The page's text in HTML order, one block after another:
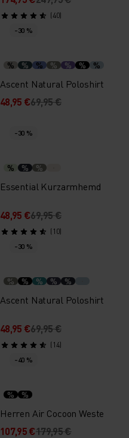
(40)
-30 %
% % % % % % %
Ascent Natural Poloshirt
48,95 €69,95 €
-30 %
% % %
Essential Kurzarmhemd
48,95 €69,95 €
(10)
-30 %
% % % % %
Ascent Natural Poloshirt
48,95 €69,95 €
(14)
-40 %
% %
Herren Air Cocoon Weste
107,95 €179,95 €